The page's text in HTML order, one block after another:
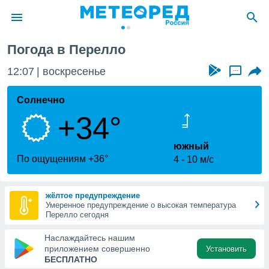
о
Вы можете
к этому
доступ
Погода в Перелло
12:07 воскресенье ...
Солнечно
+34°
По ощущениям +36°
южный
4
10 м/с
жёлтое предупреждение
Умеренное предупреждение о высокая температура
Перелло сегодня
Наслаждайтесь нашим
приложением совершенно
БЕСПЛАТНО
Установить